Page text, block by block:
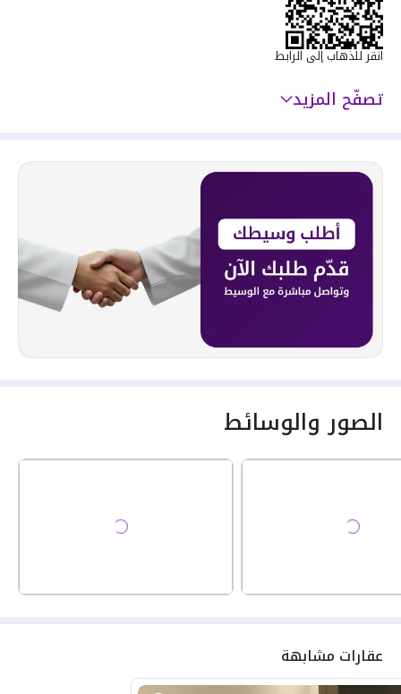
انقر للذهاب إلى الرابط
تصفّح المزيد
الصور والوسائط
عقارات مشابهة